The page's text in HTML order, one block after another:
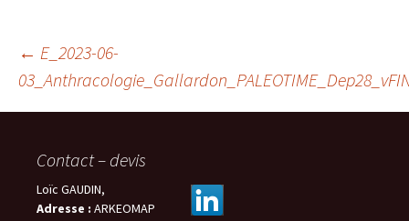
Navigation
des
articles
← E_2023-06-
Contact – devis
Loïc GAUDIN,
Adresse : ARKEOMAP